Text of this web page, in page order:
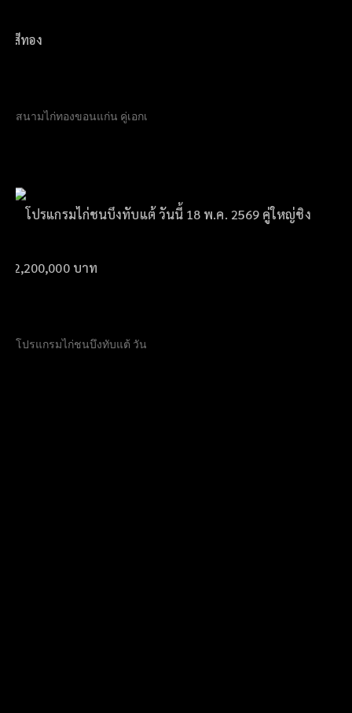
สนามไก่ทองขอนแก่น คู่เอกเ
โปรแกรมไก่ชนบึงทับแต้ วัน